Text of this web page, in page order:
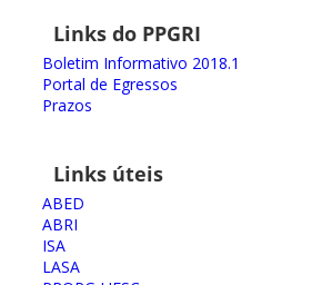
Links do PPGRI
Boletim Informativo 2018.1
Portal de Egressos
Prazos
Links úteis
ABED
ABRI
ISA
LASA